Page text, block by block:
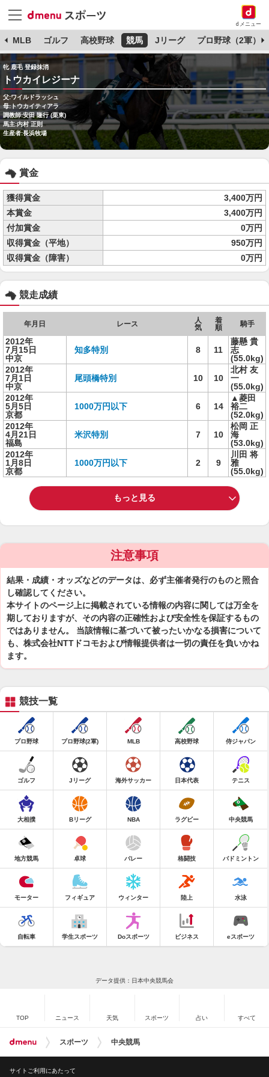
dメニュー
MLB ゴルフ 高校野球 競馬 Jリーグ プロ野球（2軍）
牝 鹿毛 登録抹消
トウカイレジーナ
父:ワイルドラッシュ
母:トウカイティアラ
調教師:安田 隆行 (栗東)
馬主:内村 正則
生産者:長浜牧場
賞金
獲得賞金
3,400万円
本賞金
3,400万円
付加賞金
0万円
収得賞金（平地）
950万円
収得賞金（障害）
0万円
競走成績
年月日 レース
人
気
着
順
騎手
2012年
7月15日
中京
知多特別 8 11
藤懸 貴
志
(55.0kg)
2012年
7月1日
中京
尾頭橋特別 10 10
北村 友
一
(55.0kg)
2012年
5月5日
京都
1000万円以下 6 14
▲菱田
裕二
(52.0kg)
2012年
4月21日
福島
米沢特別 7 10
松岡 正
海
(53.0kg)
2012年
1月8日
京都
1000万円以下 2 9
川田 将
雅
(55.0kg)
もっと見る
注意事項
結果・成績・オッズなどのデータは、必ず主催者発行のものと照合
し確認してください。
本サイトのページ上に掲載されている情報の内容に関しては万全を
期しておりますが、その内容の正確性および安全性を保証するもの
ではありません。 当該情報に基づいて被ったいかなる損害について
も、株式会社NTTドコモおよび情報提供者は一切の責任を負いかね
ます。
競技一覧
プロ野球 プロ野球(2軍) MLB 高校野球 侍ジャパン
ゴルフ Jリーグ 海外サッカー 日本代表 テニス
大相撲 Bリーグ NBA ラグビー 中央競馬
地方競馬 卓球 バレー 格闘技 バドミントン
モーター フィギュア ウィンター 陸上 水泳
自転車 学生スポーツ Doスポーツ ビジネス eスポーツ
データ提供：日本中央競馬会
TOP ニュース 天気 スポーツ 占い すべて
スポーツ 中央競馬
サイトご利用にあたって